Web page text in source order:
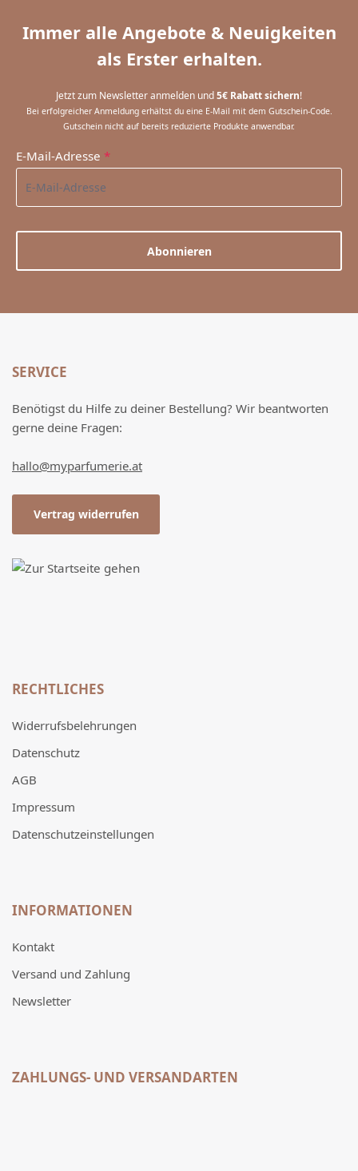
Immer alle Angebote & Neuigkeiten
als Erster erhalten.
Jetzt zum Newsletter anmelden und5€ Rabatt sichern!
Bei erfolgreicher Anmeldung erhältst du eine E-Mail mit dem Gutschein-Code.
Gutschein nicht auf bereits reduzierte Produkte anwendbar.
E-Mail-Adresse *
Abonnieren
SERVICE
Benötigst du Hilfe zu deiner Bestellung? Wir beantworten
gerne deine Fragen:
hallo@myparfumerie.at
Vertrag widerrufen
RECHTLICHES
Widerrufsbelehrungen
Datenschutz
AGB
Impressum
Datenschutzeinstellungen
INFORMATIONEN
Kontakt
Versand und Zahlung
Newsletter
ZAHLUNGS- UND VERSANDARTEN